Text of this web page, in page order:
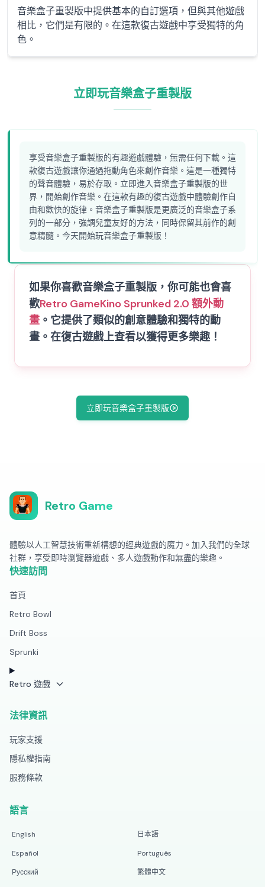
音樂盒子重製版中提供基本的自訂選項，但與其他遊戲
相比，它們是有限的。在這款復古遊戲中享受獨特的角
色。
立即玩音樂盒子重製版
享受音樂盒子重製版的有趣遊戲體驗，無需任何下載。這
款復古遊戲讓你通過拖動角色來創作音樂。這是一種獨特
的聲音體驗，易於存取。立即進入音樂盒子重製版的世
界，開始創作音樂。在這款有趣的復古遊戲中體驗創作自
由和歡快的旋律。音樂盒子重製版是更廣泛的音樂盒子系
列的一部分，強調兒童友好的方法，同時保留其前作的創
意精髓。今天開始玩音樂盒子重製版！
如果你喜歡音樂盒子重製版，你可能也會喜
歡Retro GameKino Sprunked 2.0 額外動
畫 。它提供了類似的創意體驗和獨特的動
畫。在復古遊戲上查看以獲得更多樂趣！
立即玩音樂盒子重製版
Retro Game
體驗以人工智慧技術重新構想的經典遊戲的魔力。加入我們的全球
社群，享受即時瀏覽器遊戲、多人遊戲動作和無盡的樂趣。
快速訪問
首頁
Retro Bowl
Drift Boss
Sprunki
Retro 遊戲
法律資訊
玩家支援
隱私權指南
服務條款
語言
English
日本語
Español
Português
Русский
繁體中文